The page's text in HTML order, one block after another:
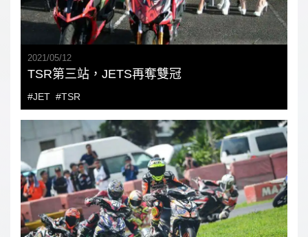
2021 /05/12
TSR第三站，JETS再奪雙冠
#JET #TSR